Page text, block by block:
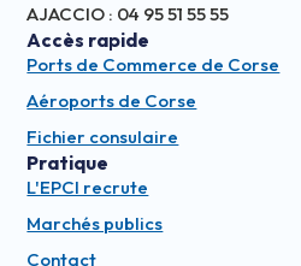
AJACCIO : 04 95 51 55 55
Accès rapide
Ports de Commerce de Corse
Aéroports de Corse
Fichier consulaire
Pratique
L'EPCI recrute
Marchés publics
Contact